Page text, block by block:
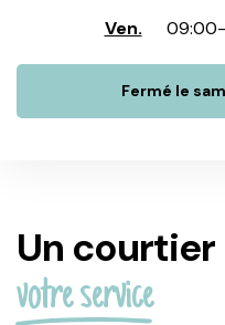
Ven.
09:00-
Fermé le
Un
votre service